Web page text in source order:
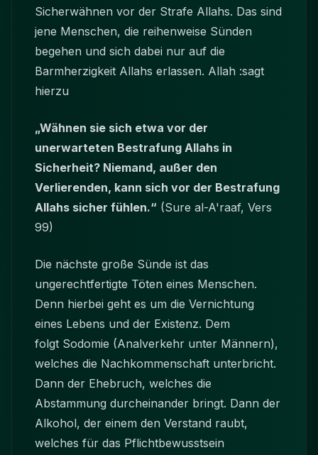
Sicherwähnen vor der Strafe Allahs. Das sind
jene Menschen, die reihenweise Sünden
begehen und sich dabei nur auf die
Barmherzigkeit Allahs erlassen. Allah :sagt
hierzu
„Wähnen sie sich etwa vor der
unerwarteten Bestrafung Allahs in
Sicherheit? Niemand, außer den
Verlierenden, kann sich vor der Bestrafung
Allahs sicher fühlen.“ (Sure al-A'raaf, Vers
99)
Die nächste große Sünde ist das
ungerechtfertigte Töten eines Menschen.
Denn hierbei geht es um die Vernichtung
eines Lebens und der Existenz. Dem
folgt Sodomie (Analverkehr unter Männern),
welches die Nachkommenschaft unterbricht.
Dann der Ehebruch, welches die
Abstammung durcheinander bringt. Dann der
Alkohol, der einem den Verstand raubt,
welches für das Pflichtbewusstsein